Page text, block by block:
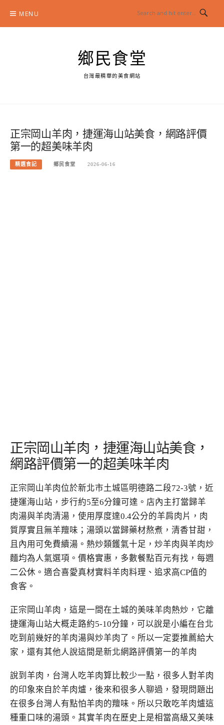
content
MENU
鄉民食堂
台灣最精華的美食網站
正宗岡山羊肉，捷運海山站美食，網路評價
第一的超美味羊肉
精選食記 鄉民食堂 2026-06-16
正宗岡山羊肉，捷運海山站美食，
網路評價第一的超美味羊肉
正宗岡山羊肉位於新北市土城區明德路二段72-3號，近
捷運海山站，步行約5至6分鐘可達。店內主打當歸羊
肉湯與羊肉清湯，使用厚度達0.4公分的羊肩肉片，肉
質厚實且無羊羶味；湯頭以當歸藥材熬煮，清香甘甜，
且內用可免費續湯。熱炒類鑊氣十足，炒羊肉與羊肉炒
麵均為人氣選項。價格實惠，多數餐點百元有找，每週
二公休。適合喜愛真材實料羊肉料理、追求高CP值的
食客。
正宗岡山羊肉，這是一間在土城的美味羊肉熱炒，它離
捷運海山站大概走路約5-10分鐘，可以說是小編在台北
吃到前幾好的羊肉湯與炒羊肉了。所以一定要推薦給大
家，還有其他人說這間是新北網路評價第一的羊肉
說到羊肉，台灣人吃羊肉算比較少一點，很多人對羊肉
的印象來自於羊肉爐，後來和很多人聊過，發現問題出
在很多台灣人有點怕羊肉的羶味。所以只敢吃羊肉爐這
種重口味的湯頭。其實羊肉在歷史上是相當高級又美味